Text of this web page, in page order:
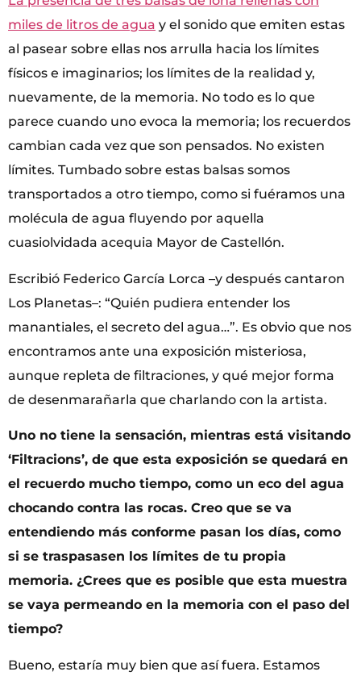
miles de litros de agua y el sonido que emiten estas
al pasear sobre ellas nos arrulla hacia los límites
físicos e imaginarios; los límites de la realidad y,
nuevamente, de la memoria. No todo es lo que
parece cuando uno evoca la memoria; los recuerdos
cambian cada vez que son pensados. No existen
límites. Tumbado sobre estas balsas somos
transportados a otro tiempo, como si fuéramos una
molécula de agua fluyendo por aquella
cuasiolvidada acequia Mayor de Castellón.
Escribió Federico García Lorca –y después cantaron
Los Planetas–: “Quién pudiera entender los
manantiales, el secreto del agua…”. Es obvio que nos
encontramos ante una exposición misteriosa,
aunque repleta de filtraciones, y qué mejor forma
de desenmarañarla que charlando con la artista.
Uno no tiene la sensación, mientras está visitando
‘Filtracions’, de que esta exposición se quedará en
el recuerdo mucho tiempo, como un eco del agua
chocando contra las rocas. Creo que se va
entendiendo más conforme pasan los días, como
si se traspasasen los límites de tu propia
memoria. ¿Crees que es posible que esta muestra
se vaya permeando en la memoria con el paso del
tiempo?
Bueno, estaría muy bien que así fuera. Estamos